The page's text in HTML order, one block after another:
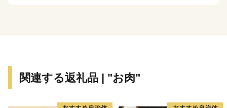
ン。宿泊棟と温泉棟等を備えたリゾート施設で、年間の
関連する返礼品 | "お肉"